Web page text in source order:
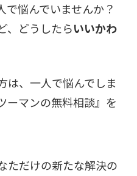
で悩んでいませんか？
、どうしたらいいかわ
、一人で悩んでしま
ーマンの無料相談』 を
ただけの新たな解決の